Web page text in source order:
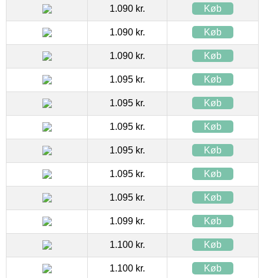
1.090 kr. Køb
1.090 kr. Køb
1.090 kr. Køb
1.095 kr. Køb
1.095 kr. Køb
1.095 kr. Køb
1.095 kr. Køb
1.095 kr. Køb
1.095 kr. Køb
1.099 kr. Køb
1.100 kr. Køb
1.100 kr. Køb